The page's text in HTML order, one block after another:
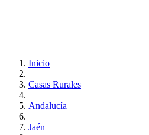
Inicio
Casas Rurales
Andalucía
Jaén